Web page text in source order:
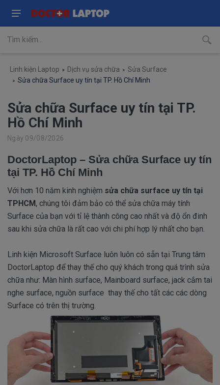
Linh kiện Laptop Dịch vụ sửa chữa
Sửa Surface
Sửa chữa Surface uy tín tại TP. Hồ Chí Minh
Sửa chữa Surface uy tín tại TP.
Hồ Chí Minh
Ngày 09/08/2026
DoctorLaptop – Sửa chữa Surface uy tín
tại TP. Hồ Chí Minh
Với hơn 10 năm kinh nghiệm sửa chữa surface uy tín tại
TPHCM, chúng tôi đảm bảo có thể sửa chữa máy tính
Surface của bạn với tỉ lệ thành công cao nhất và độ ổn đinh
sau khi sửa chữa là rất cao với chi phí hợp lý nhất cho bạn.
Linh kiện Microsoft Surface luôn luôn có sẵn tại Trung tâm
DoctorLaptop để thay thế cho quý khách trong quá trình sửa
chữa như: Màn hình surface, Mainboard surface, jack cắm tai
nghe surface, nguồn surface thay thế cho tất các các dòng
Surface có trên thị trường.